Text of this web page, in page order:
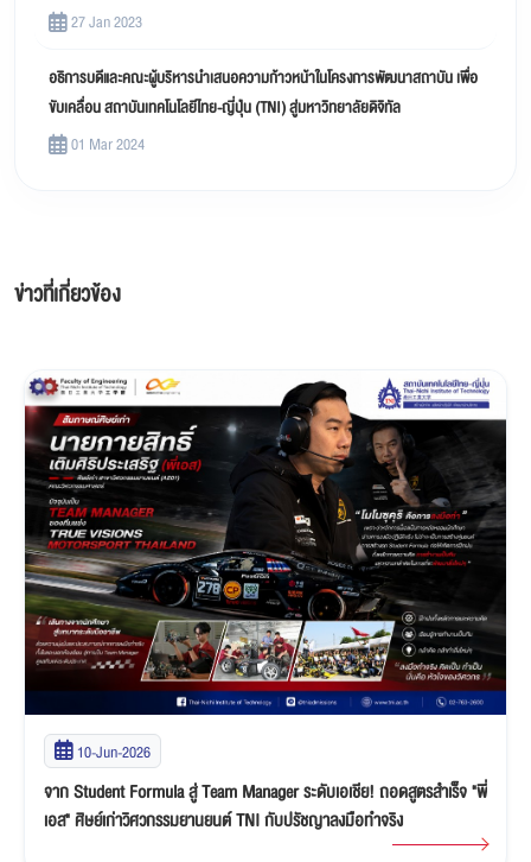
27 Jan 2023
อธิการบดีและคณะผู้บริหารนำเสนอความก้าวหน้าในโครงการพัฒนาสถาบัน เพื่อ
ขับเคลื่อน สถาบันเทคโนโลยีไทย-ญี่ปุ่น (TNI) สู่มหาวิทยาลัยดิจิทัล
01 Mar 2024
ข่าวที่เกี่ยวข้อง
10-Jun-2026
จาก Student Formula สู่ Team Manager ระดับเอเชีย! ถอดสูตรสำเร็จ "พี่
เอส" ศิษย์เก่าวิศวกรรมยานยนต์ TNI กับปรัชญาลงมือทำจริง